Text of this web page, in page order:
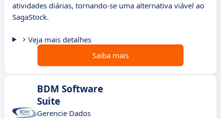
atividades diárias, tornando-se uma alternativa viável ao
SagaStock.
Veja mais detalhes
Saiba mais
BDM Software
Suite
Gerencie Dados